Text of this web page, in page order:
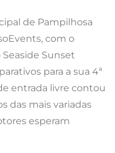
de Pampilhosa
com o
Sunset
para a sua 4ª
entrada livre contou
das mais variadas
esperam